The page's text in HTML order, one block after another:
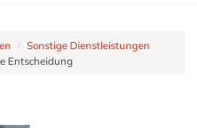
Sonstige Dienstleistungen
Entscheidung